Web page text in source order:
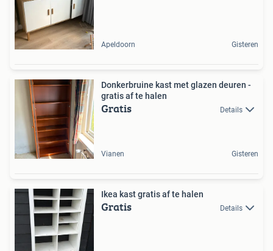
Apeldoorn Gisteren
Donkerbruine kast met glazen deuren -
gratis af te halen
Gratis Details
Vianen Gisteren
Ikea kast gratis af te halen
Gratis Details